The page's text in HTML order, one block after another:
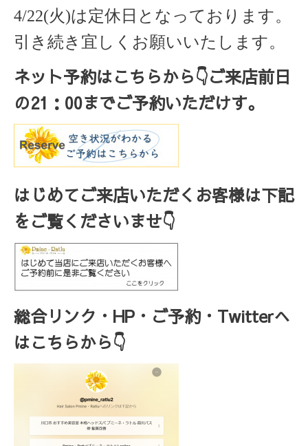
4/22(火)は定休日となっております。
引き続き宜しくお願いいたします。
ネット予約はこちらから👇ご来店前日
の21 ： 00までご予約いただけす。
はじめてご来店いただくお客様は下記
をご覧くださいませ👇
総合リンク・HP・ご予約・Twitterへ
はこちらから👇